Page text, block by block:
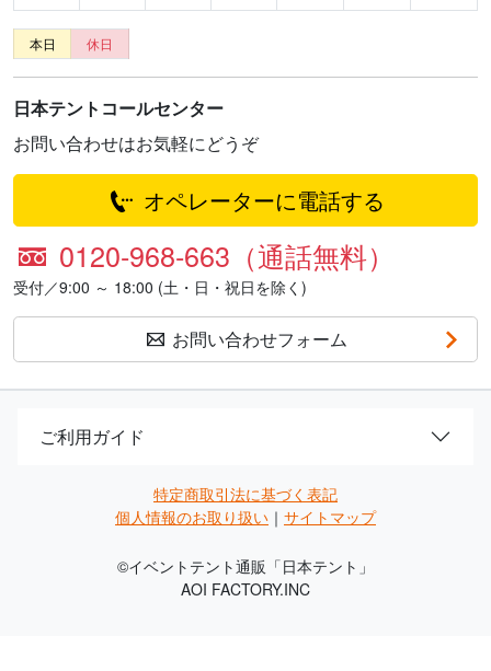
本日 休日
日本テントコールセンター
お問い合わせはお気軽にどうぞ
オペレーターに電話する
0120-968-663（通話無料）
受付／9:00 ～ 18:00 (土・日・祝日を除く)
お問い合わせフォーム
ご利用ガイド
特定商取引法に基づく表記
個人情報のお取り扱い ｜ サイトマップ
©イベントテント通販「日本テント」
AOI FACTORY.INC